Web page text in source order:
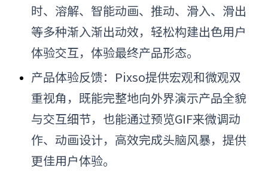
时、溶解、智能动画、推动、滑入、滑出
等多种渐入渐出动效，轻松构建出色用户
体验交互，体验最终产品形态。
产品体验反馈：Pixso提供宏观和微观双
重视角，既能完整地向外界演示产品全貌
与交互细节，也能通过预览GIF来微调动
作、动画设计，高效完成头脑风暴，提供
更佳用户体验。